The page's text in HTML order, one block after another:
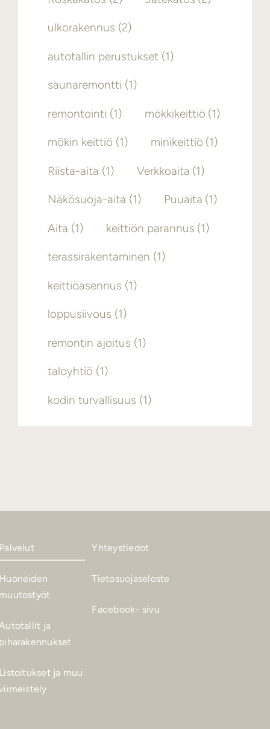
ulkorakennus (2)
autotallin perustukset (1)
saunaremontti (1)
remontointi (1) mökkikeittiö (1)
mökin keittiö (1) minikeittiö (1)
Riista-aita (1) Verkkoaita (1)
Näkösuoja-aita (1) Puuaita (1)
Aita (1) keittiön parannus (1)
terassirakentaminen (1)
keittiöasennus (1)
loppusiivous (1)
remontin ajoitus (1)
taloyhtiö (1)
kodin turvallisuus (1)
ja
ja muu
Yhteystiedot
Tietosuojaseloste
Facebook- sivu